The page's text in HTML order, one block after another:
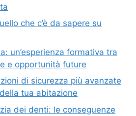
che c’è da sapere su
un’esperienza formativa tra
e opportunità future
di sicurezza più avanzate
tua abitazione
dei denti: le conseguenze